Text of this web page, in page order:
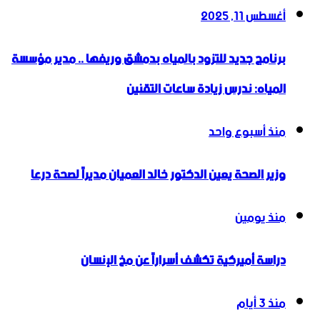
أغسطس 11, 2025
برنامج جديد للتزود بالمياه بدمشق وريفها .. مدير مؤسسة
المياه: ندرس زيادة ساعات التقنين
منذ أسبوع واحد
وزير الصحة يعين الدكتور خالد العميان مديراً لصحة درعا
منذ يومين
دراسة أميركية تكشف أسراراً عن مخ الإنسان
منذ 3 أيام